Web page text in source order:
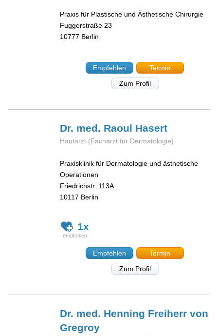
Praxis für Plastische und Ästhetische Chirurgie
Fuggerstraße 23
10777 Berlin
Empfehlen
Termin
Zum Profil
Dr. med. Raoul Hasert
Hautarzt (Facharzt für Dermatologie)
Praxisklinik für Dermatologie und ästhetische
Operationen
Friedrichstr. 113A
10117 Berlin
1x
Empfehlen
Termin
Zum Profil
Dr. med. Henning Freiherr von
Gregroy